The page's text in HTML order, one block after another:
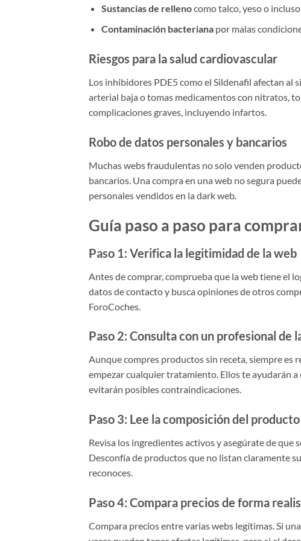
Sustancias de rellenocomo talco, yeso o
Contaminación bacterianapor malas
Riesgos para la salud cardiovascular
Los inhibidores PDE5 como el Sildenafil afectan al
arterial baja o tomas medicamentos con nitratos,
complicaciones graves, incluyendo infartos.
Robo de datos personales y bancarios
Muchas webs fraudulentas no solo venden
bancarios. Una compra en una web no segura
personales vendidos en la dark web.
Guía paso a paso para
Paso 1: Verifica la legitimidad de la web
Antes de comprar, comprueba que la web tiene el
datos de contacto y busca opiniones de otros
ForoCoches.
Paso 2: Consulta con un profesional de
Aunque compres productos sin receta, siempre es
empezar cualquier tratamiento. Ellos te ayudarán
evitarán posibles contraindicaciones.
Paso 3: Lee la composición del producto
Revisa los ingredientes activos y asegúrate de que
Desconfía de productos que no listan claramente
reconoces.
Paso 4: Compara precios de forma
Compara precios entre varias webs legítimas. Si